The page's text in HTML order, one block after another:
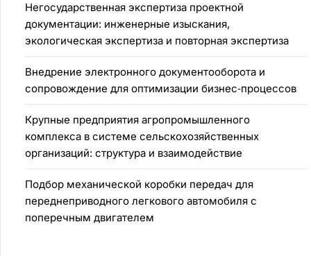
Негосударственная экспертиза проектной
документации: инженерные изыскания,
экологическая экспертиза и повторная экспертиза
Внедрение электронного документооборота и
сопровождение для оптимизации бизнес‑процессов
Крупные предприятия агропромышленного
комплекса в системе сельскохозяйственных
организаций: структура и взаимодействие
Подбор механической коробки передач для
переднеприводного легкового автомобиля с
поперечным двигателем